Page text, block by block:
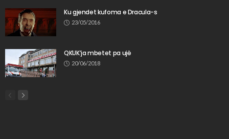
Ku gjendet kufoma e Dracula-s
23/05/2016
QKUK’ja mbetet pa ujë
20/06/2018